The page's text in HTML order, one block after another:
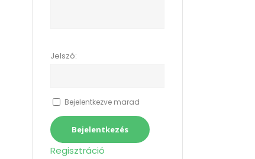
Jelszó:
Bejelentkezve marad
Bejelentkezés
Regisztráció